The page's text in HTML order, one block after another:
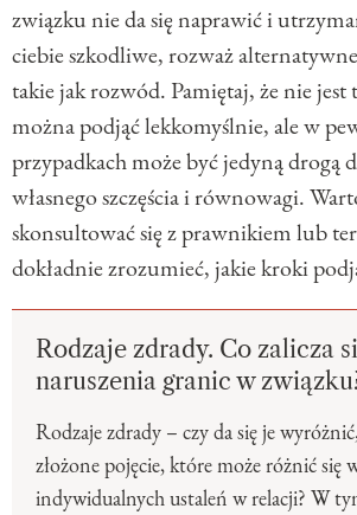
związku nie da się naprawić i
ciebie szkodliwe, rozważ
takie jak rozwód. Pamiętaj, że nie jest
można podjąć lekkomyślnie, ale w
przypadkach może być jedyną drogą
własnego szczęścia i równowagi.
skonsultować się z prawnikiem lub
dokładnie zrozumieć, jakie kroki
Rodzaje zdrady. Co zalicza
naruszenia granic w
Rodzaje zdrady – czy da się je
złożone pojęcie, które może różnić się
indywidualnych ustaleń w relacji? W